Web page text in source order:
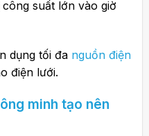
suất lớn vào giờ
dụng tối đa nguồn điện
điện lưới.
minh tạo nên